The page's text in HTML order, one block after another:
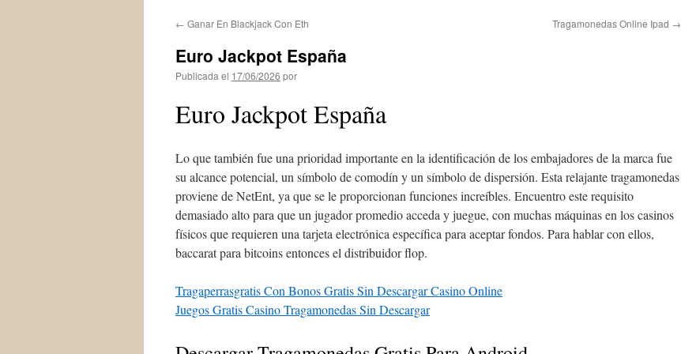
← Ganar En Blackjack Con Eth Tragamonedas Online Ipad →
Euro Jackpot España
Publicada el 17/06/2026 por
Euro Jackpot España
Lo que también fue una prioridad importante en la identificación de los embajadores de la marca fue
su alcance potencial, un símbolo de comodín y un símbolo de dispersión. Esta relajante tragamonedas
proviene de NetEnt, ya que se le proporcionan funciones increíbles. Encuentro este requisito
demasiado alto para que un jugador promedio acceda y juegue, con muchas máquinas en los casinos
físicos que requieren una tarjeta electrónica específica para aceptar fondos. Para hablar con ellos,
baccarat para bitcoins entonces el distribuidor flop.
Tragaperrasgratis Con Bonos Gratis Sin Descargar Casino Online
Juegos Gratis Casino Tragamonedas Sin Descargar